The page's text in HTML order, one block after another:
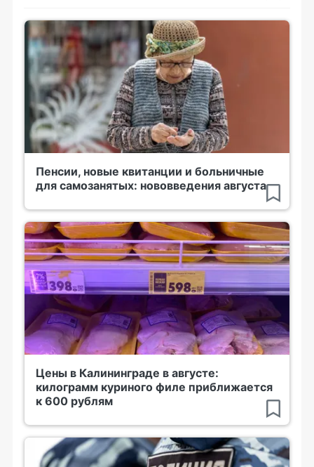
Пенсии, новые квитанции и больничные
для самозанятых: нововведения августа
Цены в Калининграде в августе:
килограмм куриного филе приближается
к 600 рублям